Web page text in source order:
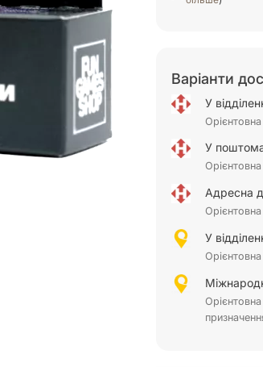
Варіанти
У
У
Адресна
У